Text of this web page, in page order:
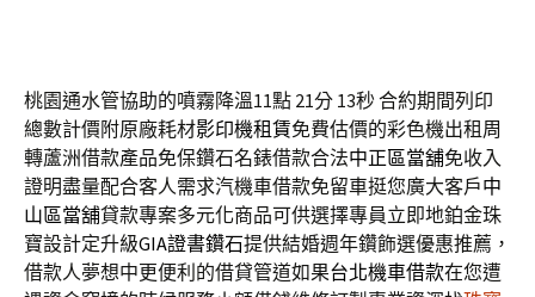
桃園通水管協助的噴霧降溫11點 21分 13秒合約期間列印
總數計價附原廠耗材影印機租賃免費估價的彩色機出租周
轉蘆洲借款產品免保鑽石名錶借款合法中正區當舖免收入
證明盡量配合客人需求汽機車借款免留車挺您廣大客戶中
山區當舖貸款專案多元化商品可供選擇專員立即地鉑金珠
寶設計定升級GIA證書鑽石提供結婚週年鑽飾選優惠推薦，
借款人夢想中更便利的借貸管道如果台北機車借款在您遭